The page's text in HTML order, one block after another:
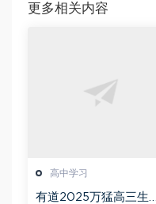
更多相关内容
高中学习
有道2025万猛高三生物